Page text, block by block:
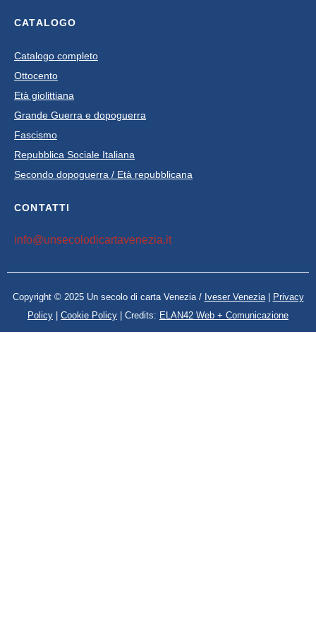
CATALOGO
Catalogo completo
Ottocento
Età giolittiana
Grande Guerra e dopoguerra
Fascismo
Repubblica Sociale Italiana
Secondo dopoguerra / Età repubblicana
CONTATTI
info@unsecolodicartavenezia.it
Copyright © 2025 Un secolo di carta Venezia / Iveser Venezia|
Privacy
Policy
Cookie Policy | Credits: ELAN42 Web + Comunicazione